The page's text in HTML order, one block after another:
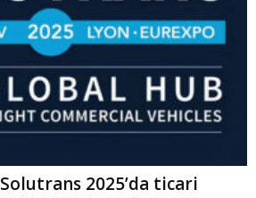
2025’da ticari